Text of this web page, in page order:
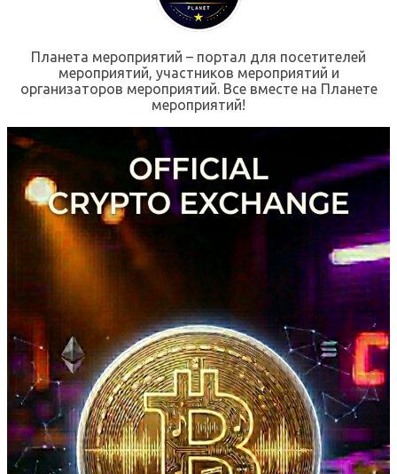
Планета мероприятий – портал для посетителей
мероприятий, участников мероприятий и
организаторов мероприятий. Все вместе на Планете
мероприятий!